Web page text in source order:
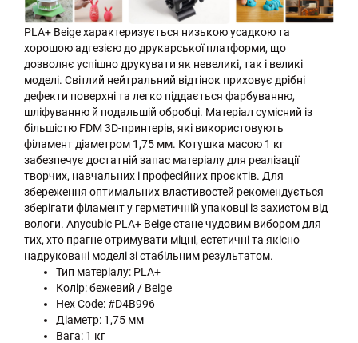
PLA+ Beige характеризується низькою усадкою та
хорошою адгезією до друкарської платформи, що
дозволяє успішно друкувати як невеликі, так і великі
моделі. Світлий нейтральний відтінок приховує дрібні
дефекти поверхні та легко піддається фарбуванню,
шліфуванню й подальшій обробці. Матеріал сумісний із
більшістю FDM 3D-принтерів, які використовують
філамент діаметром 1,75 мм. Котушка масою 1 кг
забезпечує достатній запас матеріалу для реалізації
творчих, навчальних і професійних проєктів. Для
збереження оптимальних властивостей рекомендується
зберігати філамент у герметичній упаковці із захистом від
вологи. Anycubic PLA+ Beige стане чудовим вибором для
тих, хто прагне отримувати міцні, естетичні та якісно
надруковані моделі зі стабільним результатом.
Тип матеріалу: PLA+
Колір: бежевий / Beige
Hex Code: #D4B996
Діаметр: 1,75 мм
Вага: 1 кг